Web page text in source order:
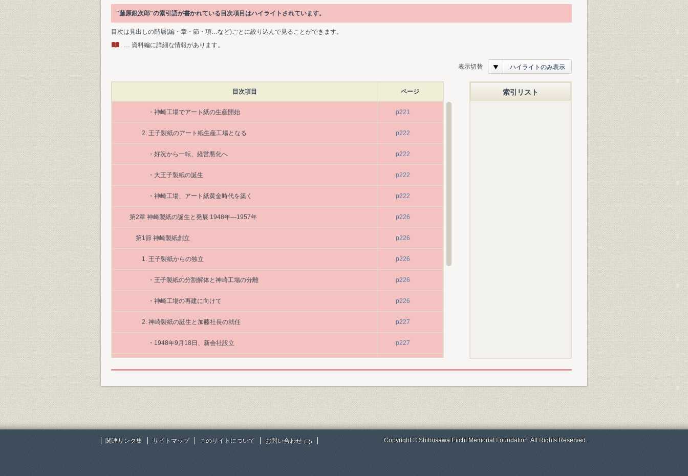
"藤原銀次郎"の索引語が書かれている目次項目はハイライトされています。
目次は見出しの階層(編・章・節・項…など)ごとに絞り込んで見ることができます。
… 資料編に詳細な情報があります。
表示切替 ハイライトのみ表示
目次項目 ページ
・神崎工場でアート紙の生産開始 p221
2. 王子製紙のアート紙生産工場となる p222
・好況から一転、経営悪化へ p222
・大王子製紙の誕生 p222
・神崎工場、アート紙黄金時代を築く p222
第2章 神崎製紙の誕生と発展 1948年―1957年 p226
第1節 神崎製紙創立 p226
1. 王子製紙からの独立 p226
・王子製紙の分割解体と神崎工場の分離 p226
・神崎工場の再建に向けて p226
2. 神崎製紙の誕生と加藤社長の就任 p227
・1948年9月18日、新会社設立 p227
・アート原紙の生産始まる p231
3. パルプの生産開始 p231
・GP設備の建設 p231
索引リスト
関連リンク集 サイトマップ このサイトについて お問い合わせ Copyright © Shibusawa Eiichi Memorial Foundation. All Rights Reserved.